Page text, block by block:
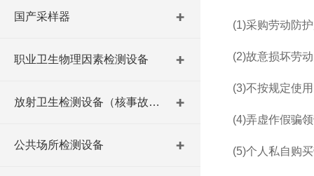
国产采样器
职业卫生物理因素检测设备
放射卫生检测设备（核事故与放射医学）
公共场所检测设备
(1)采购劳动防
(2)故意损坏劳
(3)不按规定使
(4)弄虚作假骗
(5)个人私自购